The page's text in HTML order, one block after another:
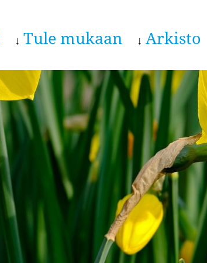
Tule mukaan Arkisto